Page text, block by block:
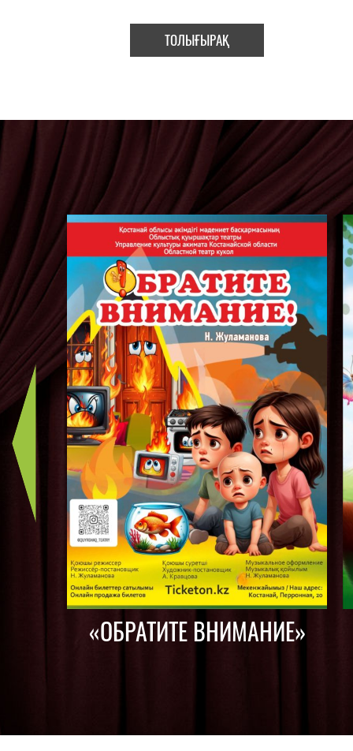
ауыл тіршілігіне бейімделген бөлтіріктің өмір
жолы баяндалады. Иелеріне бауыр баскан
Көксерек өзін
ТОЛЫҒЫРАҚ
«ОБРАТИТЕ ВНИМАНИЕ»